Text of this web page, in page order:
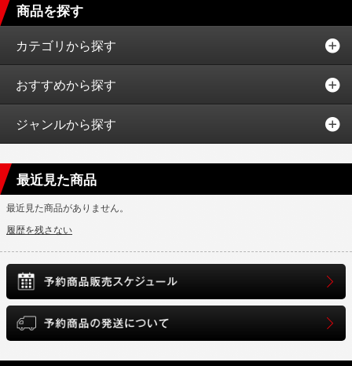
商品を探す
カテゴリから探す
おすすめから探す
ジャンルから探す
最近見た商品
最近見た商品がありません。
履歴を残さない